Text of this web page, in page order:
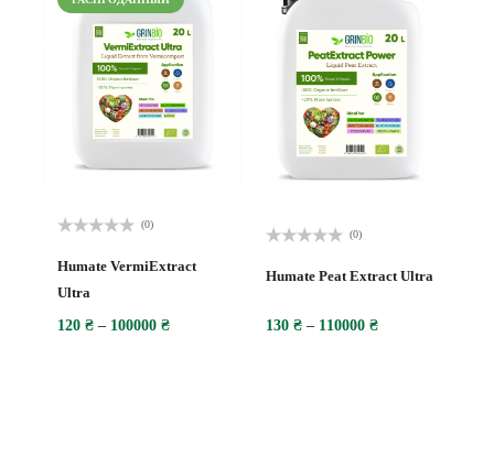
0
5
(0)
Humate VermiExtract
Ultra
120 ₴ – 100000 ₴
0
(0)
Humate Peat Extract Ultra
130 ₴ – 110000 ₴